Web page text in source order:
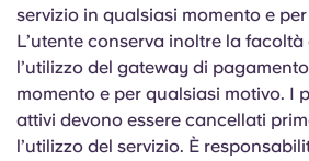
servizio in qualsiasi momento e
L’utente conserva inoltre la
l’utilizzo del gateway di
momento e per qualsiasi motivo. I
attivi devono essere cancellati
l’utilizzo del servizio. È